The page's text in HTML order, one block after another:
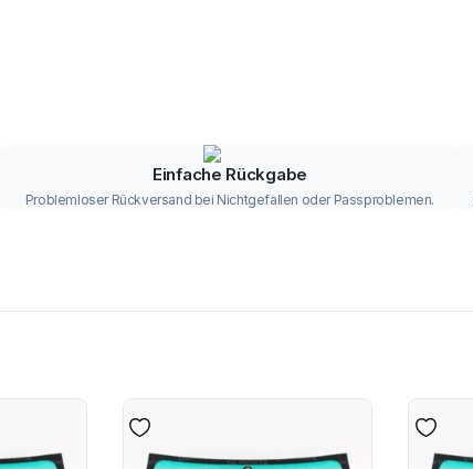
Einfache Rückgabe
Problemloser Rückversand bei Nichtgefallen oder Passproblemen.